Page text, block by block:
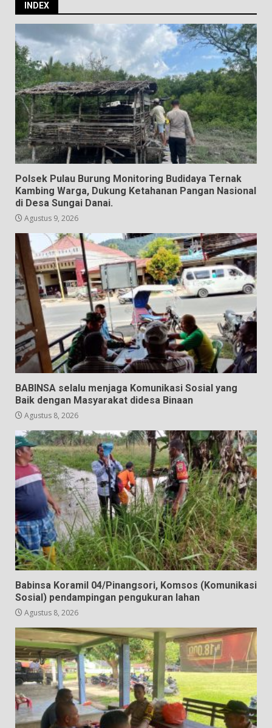
INDEX
Polsek Pulau Burung Monitoring Budidaya Ternak
Kambing Warga, Dukung Ketahanan Pangan Nasional
di Desa Sungai Danai.
Agustus 9, 2026
BABINSA selalu menjaga Komunikasi Sosial yang
Baik dengan Masyarakat didesa Binaan
Agustus 8, 2026
Babinsa Koramil 04/Pinangsori, Komsos (Komunikasi
Sosial) pendampingan pengukuran lahan
Agustus 8, 2026